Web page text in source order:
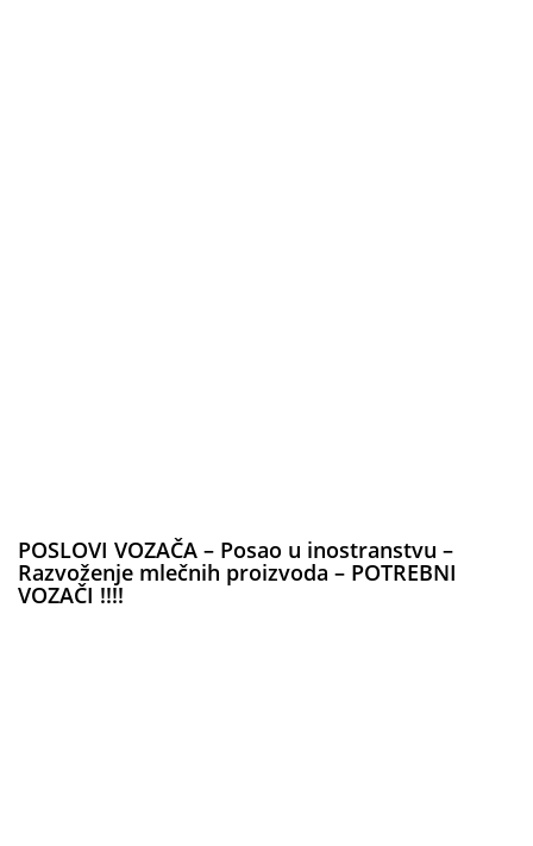
POSLOVI VOZAČA – Posao u inostranstvu –
Razvoženje mlečnih proizvoda – POTREBNI
VOZAČI !!!!